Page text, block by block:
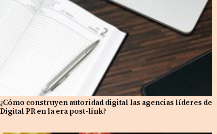
¿Cómo construyen autoridad digital las agencias líderes de
Digital PR en la era post-link?